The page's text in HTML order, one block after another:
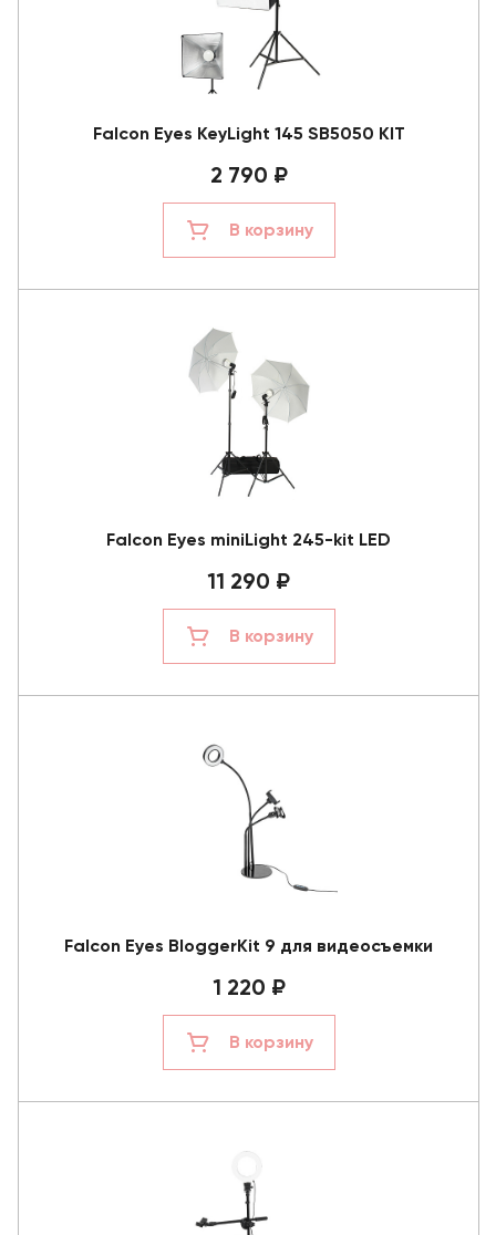
Falcon Eyes KeyLight 145 SB5050 KIT
2 790 ₽
В корзину
Falcon Eyes miniLight 245-kit LED
11 290 ₽
В корзину
Falcon Eyes BloggerKit 9 для видеосъемки
1 220 ₽
В корзину